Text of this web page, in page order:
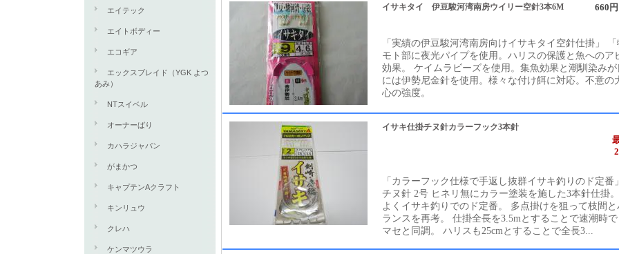
エイテック
エイトボディー
エコギア
エックスブレイド（YGK よつ
あみ）
NTスイベル
オーナーばり
カハラジャパン
がまかつ
キャプテンAクラフト
キンリュウ
クレハ
ケンマツウラ
イサキタイ 伊豆駿河湾南房ウイリー空針3本6M 660
「実績の伊豆駿河湾南房向けイサキタイ空針仕掛」
モト部に夜光パイプを使用。ハリスの保護と魚へのア
効果。 ケイムラビーズを使用。集魚効果と潮馴染み
には伊勢尼金針を使用。様々な付け餌に対応。不意の
心の強度。
イサキ仕掛チヌ針カラーフック3本針
「カラーフック仕様で手返し抜群イサキ釣りのド定番
チヌ針 2号 ヒネリ無にカラー塗装を施した3本針仕掛
よくイサキ釣りでのド定番。 多点掛けを狙って枝間
ランスを再考。 仕掛全長を3.5mとすることで速潮時
マセと同調。 ハリスも25cmとすることで全長3...